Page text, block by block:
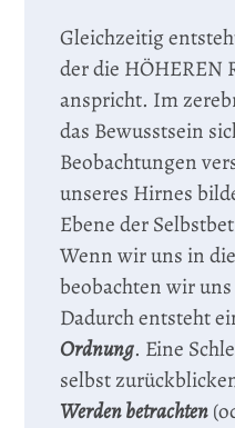
Gleichzeitig
der die HÖHEREN
anspricht. Im
das Bewusstsein
Beobachtungen
unseres Hirnes
Ebene der
Wenn wir uns in
beobachten wir
Dadurch entsteht
Ordnung. Eine
selbst
Werden betrachten